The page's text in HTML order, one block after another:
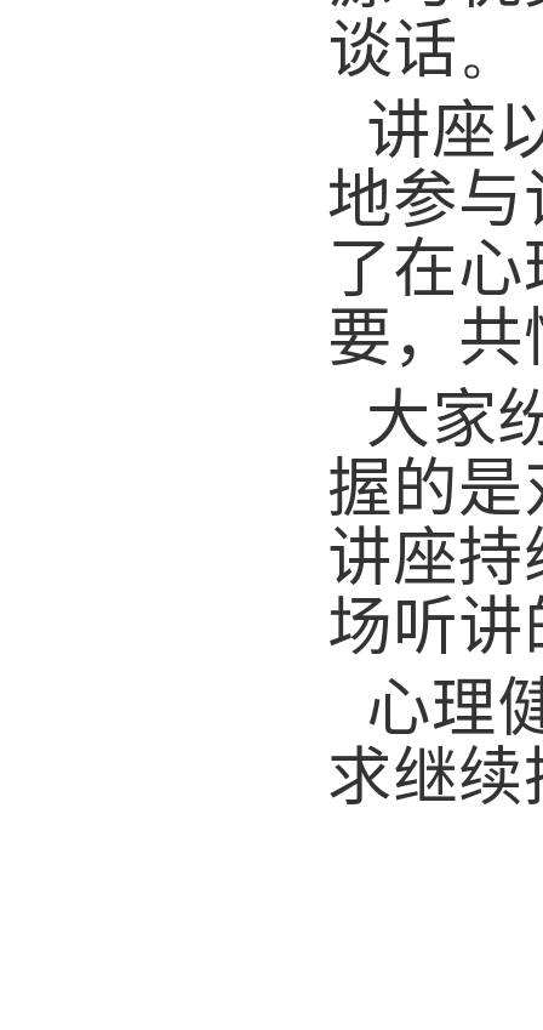
谈话。
讲座
地参
了在
要，
大家
握的
讲座
场听
心理
求继